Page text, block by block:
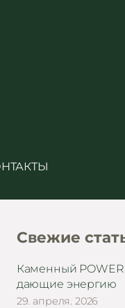
Свежие
Каменный
дающие энергию
29. апреля. 2026